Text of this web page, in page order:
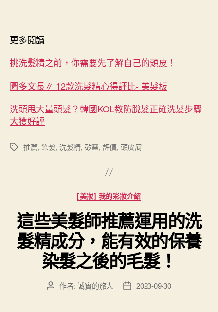
更多閱讀
挑洗髮精之前，你需要先了解自己的頭皮！
圖多文長∥ 12款洗髮精心得評比- 美髮板
洗頭甩大量頭髮？韓國KOL教防脫髮正確洗髮步驟
大獲好評
標
推薦, 染髮,洗髮精, 矽靈, 評價, 頭皮屑
分
類
[美妝] 我的彩妝介紹
這些美髮師推薦運用的洗
髮精成分，能有效的保養
染髮之後的毛髮！
文 作者:誠實的旅人
文 2023-09-30